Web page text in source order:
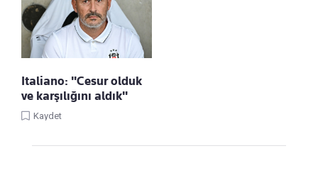
Italiano: "Cesur olduk
ve karşılığını aldık"
Kaydet